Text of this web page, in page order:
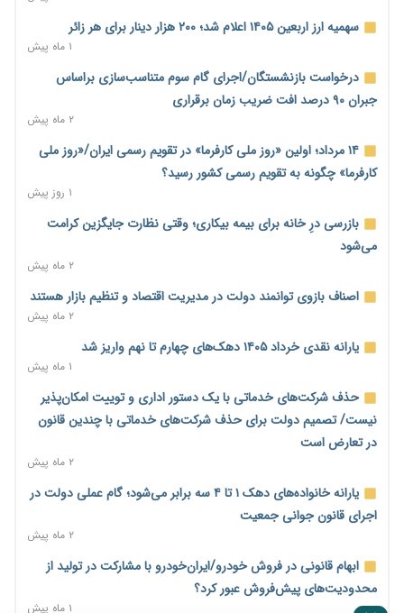
اساسی تبدیل شود
۱ روز پیش
خانه کارگر قزوین: شکاف دستمزد و هزینه معیشت هر روز عمیق‌تر
می‌شود
۱ روز پیش
رئیس سازمان امور مالیاتی: بلاگرهای پردرآمد مشمول پرداخت
مالیات هستند
۱ روز پیش
پیش‌بینی افزایش تولید برنج؛ نیاز وارداتی کشور به ۵۰۰ هزار تن
کاهش می‌یابد
۱ روز پیش
امضای تفاهم‌نامه تجاری ایران و پاکستان؛ هدف‌گذاری تجارت ۱۰
اختیارات جدید گمرکات برای تمدید ورود موقت کالا و خودرو تا
پایان شهریور ابلاغ شد
۱ روز پیش
مرحله سیزدهم کالابرگ در سایه تورم؛ قدرت خرید یارانه یک‌میلیونی
۱۴ مرداد؛ اولین «روز ملی کارفرما» در تقویم رسمی ایران/«روز ملی
کارفرما» چگونه به تقویم رسمی کشور رسید؟
سهمیه ارز اربعین ۱۴۰۵ اعلام شد؛ ۲۰۰ هزار دینار برای هر زائر
۱ ماه پیش
درخواست بازنشستگان/اجرای گام سوم متناسب‌سازی براساس
جبران ۹۰ درصد افت ضریب زمان برقراری
۲ ماه پیش
۱۴ مرداد؛ اولین «روز ملی کارفرما» در تقویم رسمی ایران/«روز ملی
کارفرما» چگونه به تقویم رسمی کشور رسید؟
۱ روز پیش
بازرسی درِ خانه برای بیمه بیکاری؛ وقتی نظارت جایگزین کرامت
می‌شود
۲ ماه پیش
اصناف بازوی توانمند دولت در مدیریت اقتصاد و تنظیم بازار هستند
۲ ماه پیش
یارانه نقدی خرداد ۱۴۰۵ دهک‌های چهارم تا نهم واریز شد
۱ ماه پیش
حذف شرکت‌های خدماتی با یک دستور اداری و توییت امکان‌پذیر
نیست/ تصمیم دولت برای حذف شرکت‌های خدماتی با چندین قانون
در تعارض است
۲ ماه پیش
یارانه خانواده‌های دهک ۱ تا ۴ سه برابر می‌شود؛ گام عملی دولت در
اجرای قانون جوانی جمعیت
۲ ماه پیش
ابهام قانونی در فروش خودرو/ایران‌خودرو با مشارکت در تولید از
محدودیت‌های پیش‌فروش عبور کرد؟
۱ ماه پیش